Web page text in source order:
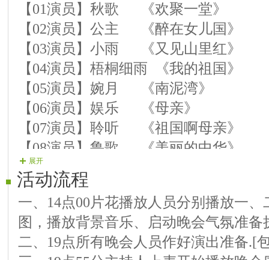
【01演员】秋歌 《欢聚一堂》
【02演员】公主 《醉在女儿国》
【03演员】小雨 《又见山里红》
【04演员】梧桐细雨 《我的祖国》
【05演员】婉月 《南泥湾》
【06演员】娱乐 《母亲》
【07演员】聆听 《祖国啊母亲》
【08演员】鲁歌 《美丽的中华》
【09演员】园丁 《我们是工农子弟
【10演员】秋叶红 《祝酒歌》
【11演员】花语 《火苗》
【12演员】潇洒 《最痛的人》
【13演员】心缘 《望春风》
展开
活动流程
一、14点00片花播放人员分别播放一
图，播放背景音乐、启动晚会气氛准备
二、19点所有晚会人员作好演出准备.[